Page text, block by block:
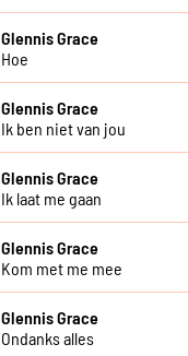
Glennis Grace
Hoe
Glennis Grace
Ik ben niet van jou
Glennis Grace
Ik laat me gaan
Glennis Grace
Kom met me mee
Glennis Grace
Ondanks alles